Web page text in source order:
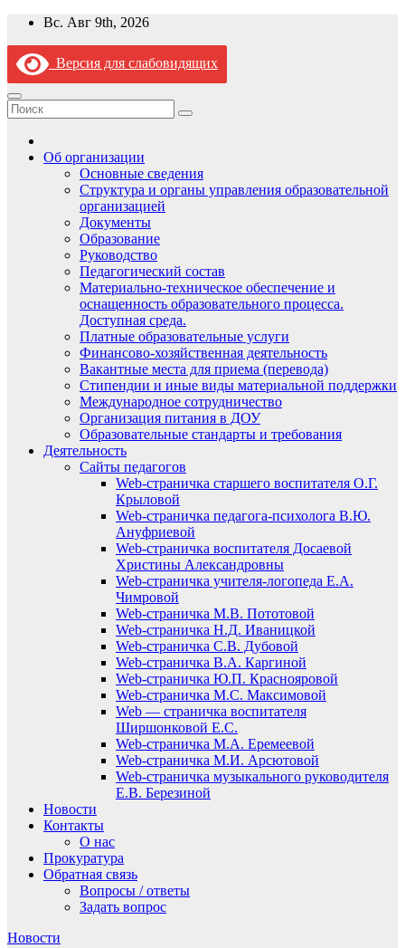
Перейти
содержимому
Вс. Авг 9th, 2026
Версия для слабовидящих
Об организации
Основные сведения
Структура и органы управления образовательной
организацией
Документы
Образование
Руководство
Педагогический состав
Материально-техническое обеспечение и
оснащенность образовательного процесса.
Доступная среда.
Платные образовательные услуги
Финансово-хозяйственная деятельность
Вакантные места для приема (перевода)
Стипендии и иные виды материальной поддержки
Международное сотрудничество
Организация питания в ДОУ
Образовательные стандарты и требования
Деятельность
Сайты педагогов
Web-страничка старшего воспитателя О.Г.
Крыловой
Web-страничка педагога-психолога В.Ю.
Ануфриевой
Web-страничка воспитателя Досаевой
Христины Александровны
Web-страничка учителя-логопеда Е.А.
Чимровой
Web-страничка М.В. Пототовой
Web-страничка Н.Д. Иваницкой
Web-страничка С.В. Дубовой
Web-страничка В.А. Каргиной
Web-страничка Ю.П. Краснояровой
Web-страничка М.С. Максимовой
Web — страничка воспитателя
Ширшонковой Е.С.
Web-страничка М.А. Еремеевой
Web-страничка М.И. Арсютовой
Web-страничка музыкального руководителя
Е.В. Березиной
Новости
Контакты
О нас
Прокуратура
Обратная связь
Вопросы / ответы
Задать вопрос
Новости